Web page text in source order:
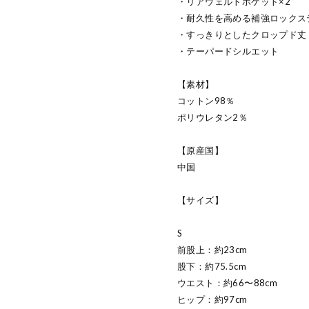
・耐久性を高める補強ロック
・すっきりとしたクロップド丈
・テーパードシルエット
【素材】
コットン98％
ポリウレタン2％
【原産国】
中国
【サイズ】
S
前股上：約23cm
股下：約75.5cm
ウエスト：約66〜88cm
ヒップ：約97cm